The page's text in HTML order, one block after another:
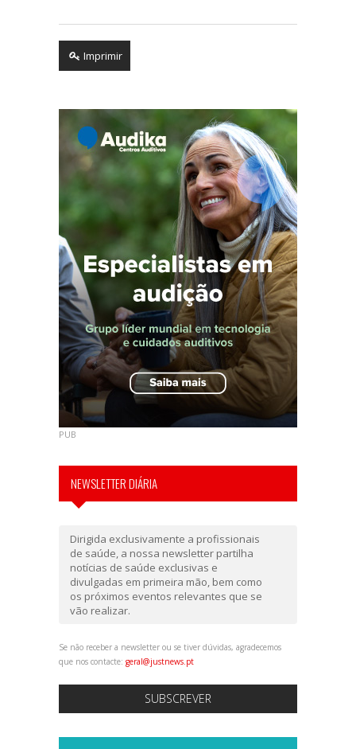
Imprimir
PUB
NEWSLETTER DIÁRIA
Dirigida exclusivamente a profissionais
de saúde, a nossa newsletter partilha
notícias de saúde exclusivas e
divulgadas em primeira mão, bem como
os próximos eventos relevantes que se
vão realizar.
Se não receber a newsletter ou se tiver dúvidas, agradecemos
que nos contacte: geral@justnews.pt
SUBSCREVER